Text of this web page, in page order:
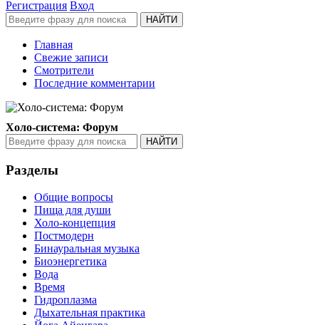
Регистрация Вход
Главная
Свежие записи
Смотрители
Последние комментарии
Холо-система: Форум
Разделы
Общие вопросы
Пища для души
Холо-концепция
Постмодерн
Бинауральная музыка
Биоэнергетика
Вода
Время
Гидроплазма
Дыхательная практика